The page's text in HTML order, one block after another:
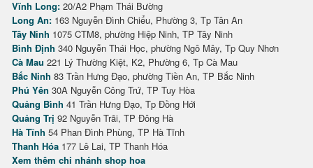
Vĩnh Long: 20/A2 Phạm Thái Bường
Long An: 163 Nguyễn Đình Chiểu, Phường 3, Tp Tân An
Tây Ninh 1075 CTM8, phường Hiệp Ninh, TP Tây Ninh
Bình Định 340 Nguyễn Thái Học, phường Ngô Mây, Tp Quy Nhơn
Cà Mau 221 Lý Thường Kiệt, K2, Phường 6, Tp Cà Mau
Bắc Ninh 83 Trần Hưng Đạo, phường Tiền An, TP Bắc Ninh
Phú Yên 30A Nguyễn Công Trứ, TP Tuy Hòa
Quảng Bình 41 Trần Hưng Đạo, Tp Đồng Hới
Quảng Trị 92 Nguyễn Trãi, TP Đông Hà
Hà Tĩnh 54 Phan Đình Phùng, TP Hà Tĩnh
Thanh Hóa 177 Lê Lai, TP Thanh Hóa
Xem thêm chi nhánh shop hoa